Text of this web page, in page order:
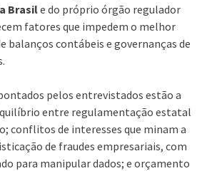
Brasile do próprio órgão regulador
fatores que impedem o melhor
balanços contábeis e governanças de
pelos entrevistados estão a
entre regulamentação estatal
conflitos de interesses que minam a
de fraudes empresariais, com
para manipular dados; e orçamento